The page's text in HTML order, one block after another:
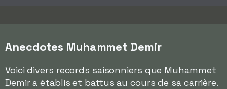
Anecdotes Muhammet Demir
Voici divers records saisonniers que Muhammet
Demir a établis et battus au cours de sa carrière.